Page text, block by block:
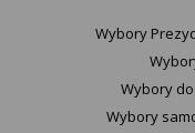
Wybory
Wybory
Wybory